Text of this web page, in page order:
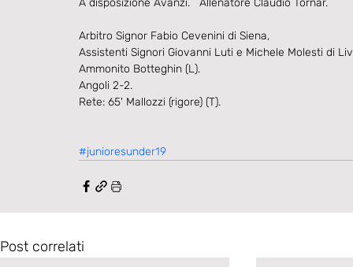
Arbitro Signor Fabio Cevenini di Siena,
Assistenti Signori Giovanni Luti e Michele Molesti di
Ammonito Botteghin (L).
Angoli 2-2.
Rete: 65' Mallozzi (rigore) (T).
#junioresunder19
Post correlati